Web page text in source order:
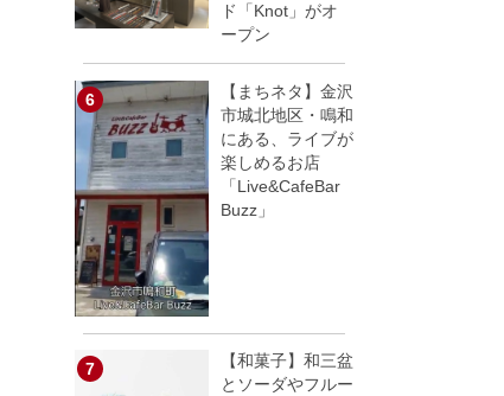
ド「Knot」がオ
ープン
【まちネタ】金沢
市城北地区・鳴和
にある、ライブが
楽しめるお店
「Live&CafeBar
Buzz」
【和菓子】和三盆
とソーダやフルー